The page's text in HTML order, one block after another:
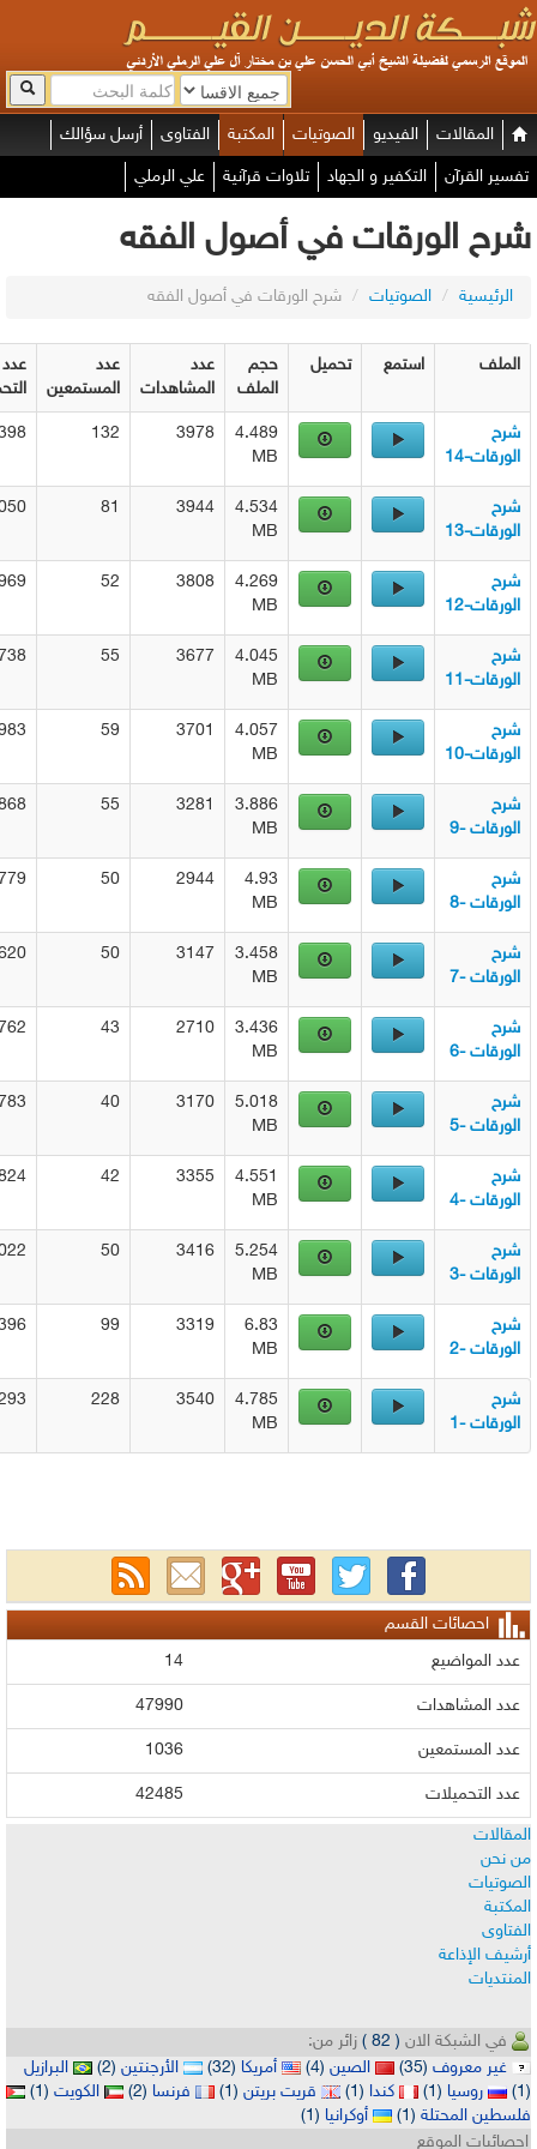
الفيديو الصوتيات المكتبة الفتاوى أرسل سؤالك
التكفير و الجهاد تلاوات قرآنية علي الرملي
الورقات في أصول الفقه
/ الصوتيات / شرح الورقات في أصول الفقه
تحميل
حجم
عدد
المشاهدات
المستمعين
التحميلات
14
4.489
MB
3978
13
4.534
MB
3944
12
4.269
MB
3808
11
4.045
MB
3677
10
4.057
MB
3701
-9
3.886
MB
3281
-8
4.93
MB
2944
-7
3.458
MB
3147
-6
3.436
MB
2710
-5
5.018
MB
3170
-4
4.551
MB
3355
-3
5.254
MB
3416
-2
6.83
MB
3319
-1
4.785
MB
3540
القسم
الان( 82 )
زائر من:
معروف (35) الصين أمريكا (32) الأرجنتين (2)
البرازيل
روسيا (1) كندا (1) قريت بريتن (1) فرنسا (2) الكويت (1)
المحتلة (1) أوكرانيا (1)
الموقع